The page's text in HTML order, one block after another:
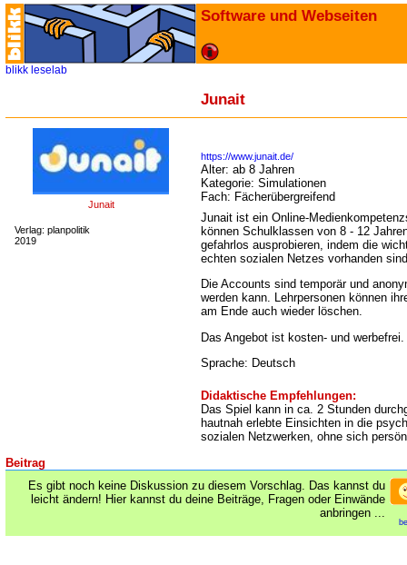
Software und Webseiten
blikk leselab
Junait
Junait
Verlag: planpolitik
2019
https://www.junait.de/
Alter: ab 8 Jahren
Kategorie: Simulationen
Fach: Fächerübergreifend
Junait ist ein Online-
können Schulklassen von 8 - 12
gefahrlos ausprobieren, indem die
echten sozialen Netzes vorhanden
Die Accounts sind temporär und
werden kann. Lehrpersonen können
am Ende auch wieder löschen.
Das Angebot ist kosten- und werbefrei.
Sprache: Deutsch
Didaktische Empfehlungen:
Das Spiel kann in ca. 2 Stunden
hautnah erlebte Einsichten in die
sozialen Netzwerken, ohne sich
Beitrag
Es gibt noch keine Diskussion zu diesem Vorschlag. Das kannst du
leicht ändern! Hier kannst du deine Beiträge, Fragen oder Einwände
anbringen ...